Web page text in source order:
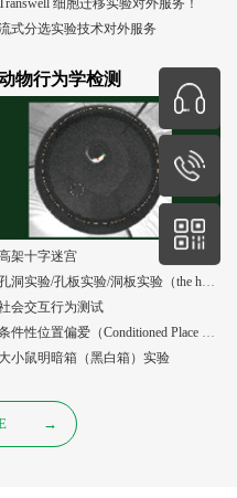
Transwell 细胞迁移实验对外服务！
式分选实验技术对外服务
物行为学检测
架十字迷宫
孔洞实验/孔板实验/洞板实验（the holeboard test）
会交互行为测试
条件性位置偏爱（Conditioned Place Preference, CPP）实验
大小鼠明暗箱（黑白箱）实验
→